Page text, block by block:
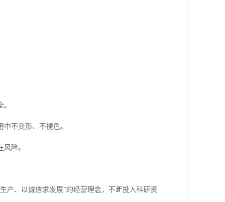
不变形、不褪色。
险。
产、以诚信求发展”的经营理念，不断投入科研资